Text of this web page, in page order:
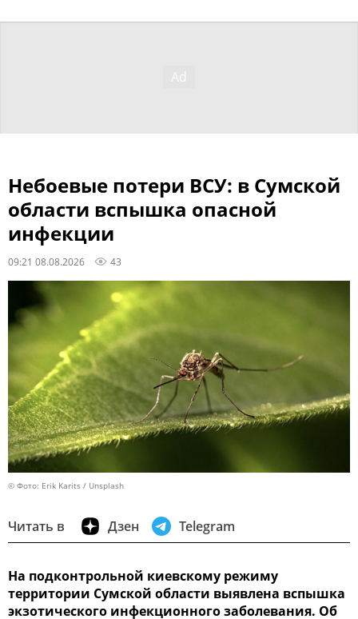
Небоевые потери ВСУ: в Сумской
области вспышка опасной
инфекции
09:21 08.08.2026 43
© Фото: Erik Karits / Unsplash
Читать в Дзен Telegram
На подконтрольной киевскому режиму
территории Сумской области выявлена вспышка
экзотического инфекционного заболевания. Об